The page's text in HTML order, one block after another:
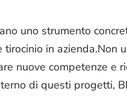
uno strumento
in azienda.Non
nuove competenze e
di questi progetti,